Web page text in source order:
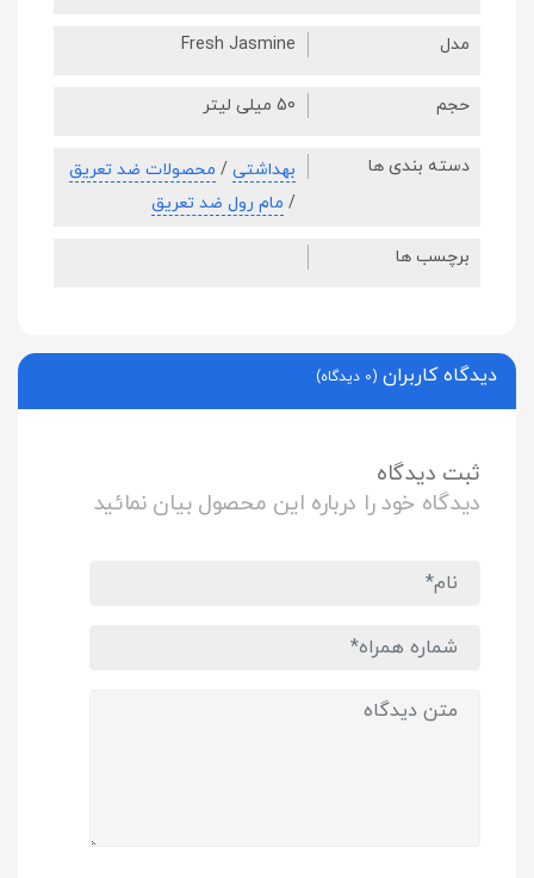
مدل Fresh Jasmine
حجم 50 میلی لیتر
دسته بندی ها بهداشتی / محصولات ضد تعریق
/ مام رول ضد تعریق
برچسب ها
دیدگاه کاربران (0 دیدگاه)
ثبت دیدگاه
دیدگاه خود را درباره این محصول بیان نمائید